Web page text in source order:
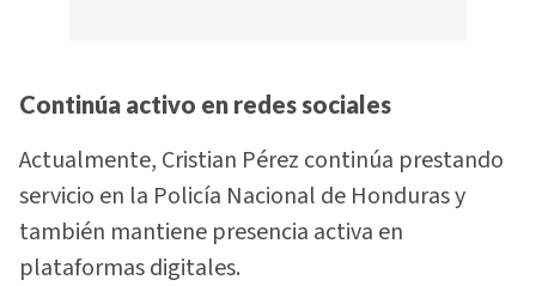
Continúa activo en redes sociales
Actualmente, Cristian Pérez continúa prestando
servicio en la Policía Nacional de Honduras y
también mantiene presencia activa en
plataformas digitales.